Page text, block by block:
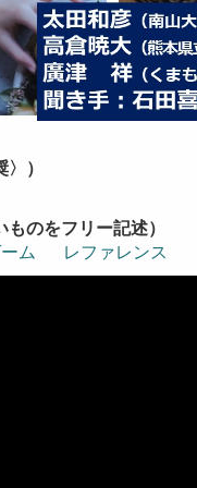
）
のをフリー記述）
ム レファレンス